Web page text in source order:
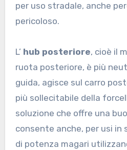
per uso stradale, anche
pericoloso.
L’ hub posteriore, cioè il
ruota posteriore, è più
guida, agisce sul carro
più sollecitabile della
soluzione che offre una
consente anche, per usi in
di potenza magari